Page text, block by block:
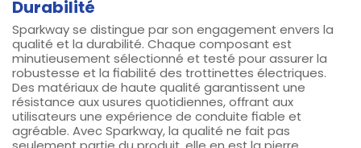
Durabilité
Sparkway se distingue par son engagement envers la
qualité et la durabilité. Chaque composant est
minutieusement sélectionné et testé pour assurer la
robustesse et la fiabilité des trottinettes électriques.
Des matériaux de haute qualité garantissent une
résistance aux usures quotidiennes, offrant aux
utilisateurs une expérience de conduite fiable et
agréable. Avec Sparkway, la qualité ne fait pas